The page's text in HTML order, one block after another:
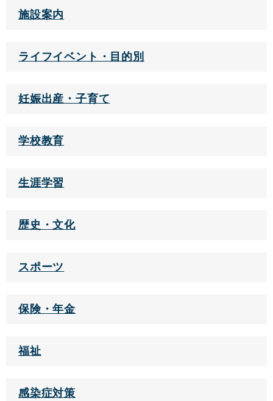
施設案内
ライフイベント・目的別
妊娠出産・子育て
学校教育
生涯学習
歴史・文化
スポーツ
保険・年金
福祉
感染症対策